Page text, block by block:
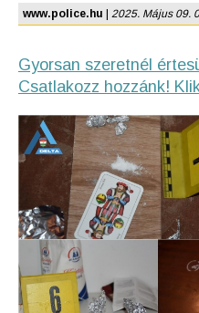
www.police.hu 2025. Május 09.
Gyorsan szeretnél
Csatlakozz hozzánk!